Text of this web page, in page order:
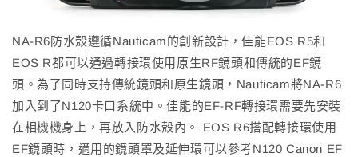
NA-R6防水殼遵循Nauticam的創新設計，佳能EOS R5和
EOS R都可以通過轉接環使用原生RF鏡頭和傳統的EF鏡
頭。為了同時支持傳統鏡頭和原生鏡頭，Nauticam將NA-R6
加入到了N120卡口系統中。佳能的EF-RF轉接環需要先安裝
在相機機身上，再放入防水殼內。 EOS R6搭配轉接環使用
EF鏡頭時，適用的鏡頭罩及延伸環可以參考N120 Canon EF